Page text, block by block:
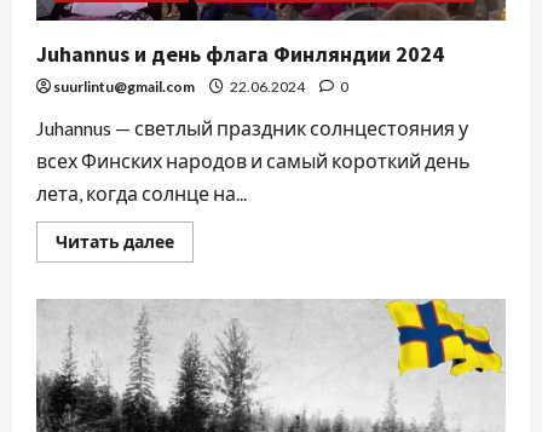
Juhannus и день флага Финляндии 2024
suurlintu@gmail.com 22.06.2024 0
Juhannus — светлый праздник солнцестояния у
всех Финских народов и самый короткий день
лета, когда солнце на...
Читать далее